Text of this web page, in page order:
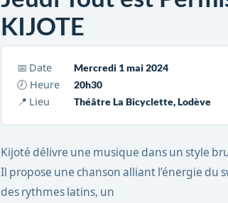
KIJOTE
📅 Date
Mercredi 1 mai 2024
🕗 Heure
20h30
📍 Lieu
Théâtre La Bicyclette, Lodève
Kijoté délivre une musique dans un style
Il propose une chanson alliant l’énergie du
des rythmes latins, un